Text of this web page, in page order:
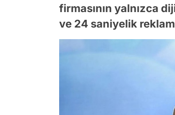
firmasının yalnızca
ve 24 saniyelik